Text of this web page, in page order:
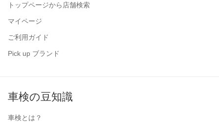
トップページから店舗検索
マイページ
ご利用ガイド
Pick up ブランド
車検の豆知識
車検とは？